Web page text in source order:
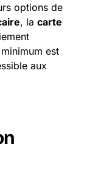
options de
, la carte
est
aux